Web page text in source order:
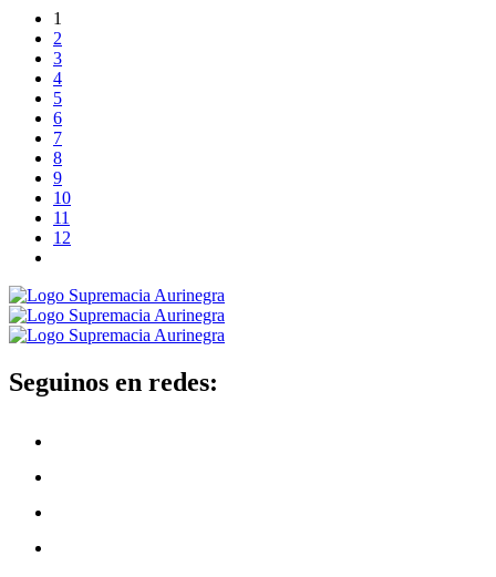
1
2
3
4
5
6
7
8
9
10
11
12
Seguinos en redes: